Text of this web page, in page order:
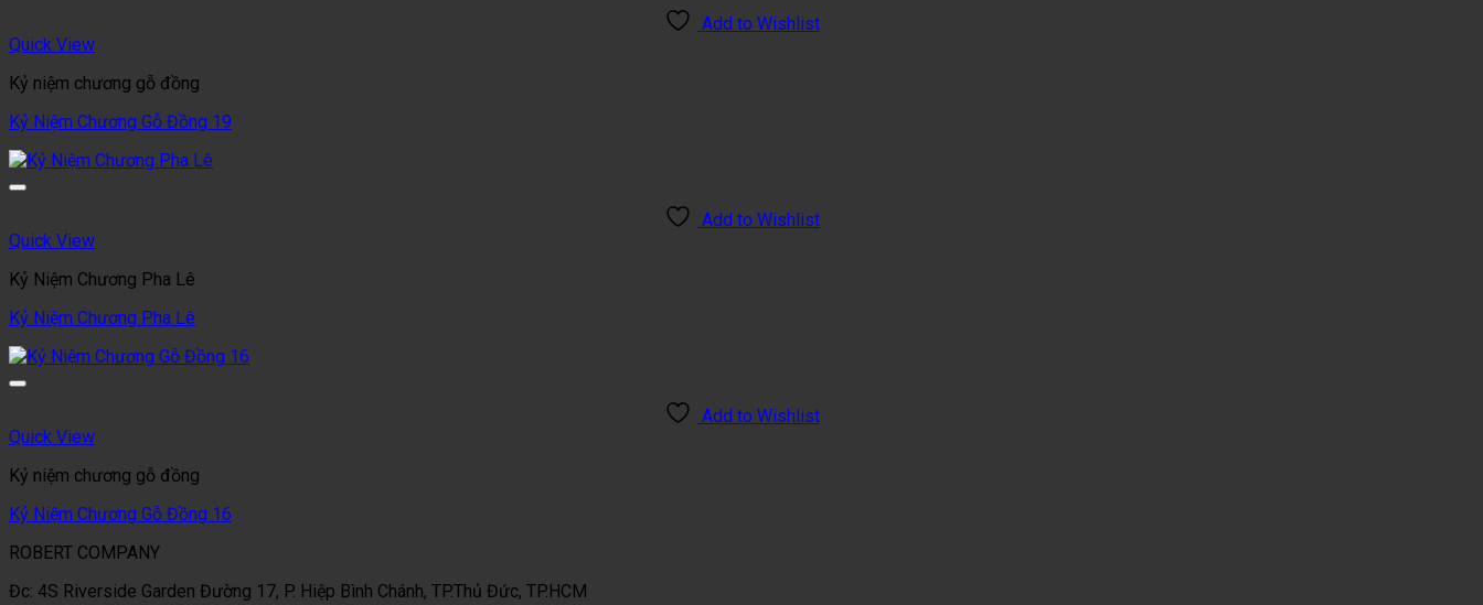
Add to Wishlist
Quick View
Kỷ niệm chương gỗ đồng
Kỷ Niệm Chương Gỗ Đồng 19
Add to Wishlist
Quick View
Kỷ Niệm Chương Pha Lê
Kỷ Niệm Chương Pha Lê
Add to Wishlist
Quick View
Kỷ niệm chương gỗ đồng
Kỷ Niệm Chương Gỗ Đồng 16
ROBERT COMPANY
Đc: 4S Riverside Garden Đường 17, P. Hiệp Bình Chánh, TP.Thủ Đức, TP.HCM